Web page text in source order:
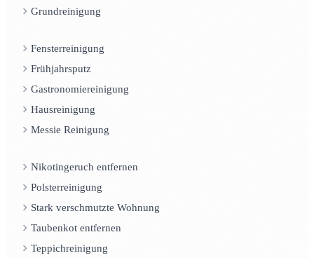
Grundreinigung
Fensterreinigung
Frühjahrsputz
Gastronomiereinigung
Hausreinigung
Messie Reinigung
Nikotingeruch entfernen
Polsterreinigung
Stark verschmutzte Wohnung
Taubenkot entfernen
Teppichreinigung